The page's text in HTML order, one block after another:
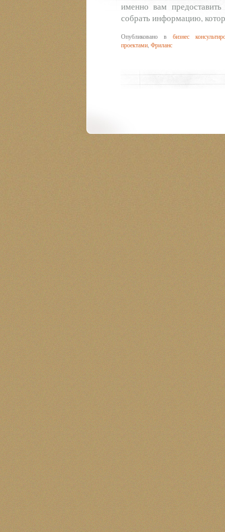
именно вам
собрать информацию,
Опубликовано в бизнес
проектами Фриланс